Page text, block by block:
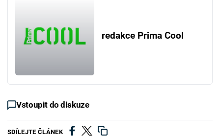
redakce Prima Cool
Vstoupit do diskuze
SDÍLEJTE ČLÁNEK